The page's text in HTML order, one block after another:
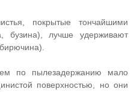
покрытые тончайшими
бузина), лучше удерживают
по пылезадержанию мало
поверхностью, но они